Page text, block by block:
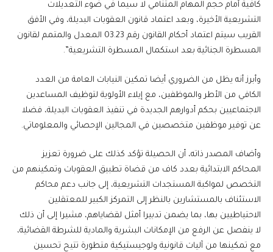
كافية أمام حجم المهام المتنامي لا سيما في ضوء التعديلات
التشريعية الأخيرة، وبعد اعتماد قانون العقوبات البديلة، وفي الأفق
القريب سيتم اعتماد أحكام القانون رقم 03.23 المعدل والمتمم لقانون
المسطرة الجنائية بعد استكمال المسطرة التشريعية”.
وأبرز أنه يظل من الضروري أيضا تمكين النيابات العامة من العدد
الكافي من الأطر والموظفين، مع إيلاء الأولوية لتوظيف المساعدين
الاجتماعيين بحكم أدوارهم الجديدة في تنفيذ العقوبات البديلة، فضلا
عن توفير موظفين متخصصين في المجالين الإحصائي والمعلوماتي.
وأضاف المصدر ذاته، أن الحصيلة تؤكد كذلك على ضرورة تعزيز
المحاكم الابتدائية بعدد كاف من قضاة تطبيق العقوبات وتمكينهم من
التخصص لمواكبة المستجدات التشريعية، إلى جانب دعم محاكم
الاستئناف بالمستشارين بالنظر إلى التمركز الكبير للمعتقلين
الاحتياطيين بها، بما يضمن تدبيرا أمثل لقضاياهم، مشيرا إلى أن ذلك
لا ينفصل عن الرفع من الإمكانات البشرية والمادية للشرطة القضائية،
مع تمكينها من آليات قانونية ولوجيستيكية متطورة تتيح تحسين